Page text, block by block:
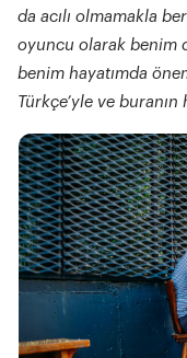
da acılı olmamakla
oyuncu olarak benim
benim hayatımda
Türkçe’yle ve